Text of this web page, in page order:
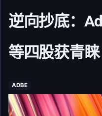
逆向抄底：
等四股获青睐
ADBE